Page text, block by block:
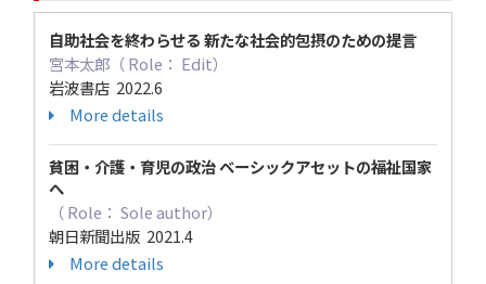
自助社会を終わらせる 新たな社会的包摂のための提言
宮本太郎（ Role： Edit）
岩波書店 2022.6
More details
貧困・介護・育児の政治 ベーシックアセットの福祉国家
へ
（ Role： Sole author）
朝日新聞出版 2021.4
More details